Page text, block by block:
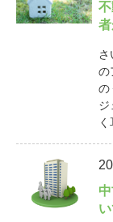
さ
の
の
ジ